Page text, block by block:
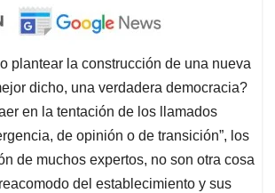
plantear la construcción de una nueva
dicho, una verdadera democracia?
en la tentación de los llamados
de opinión o de transición”, los
de muchos expertos, no son otra cosa
del establecimiento y sus